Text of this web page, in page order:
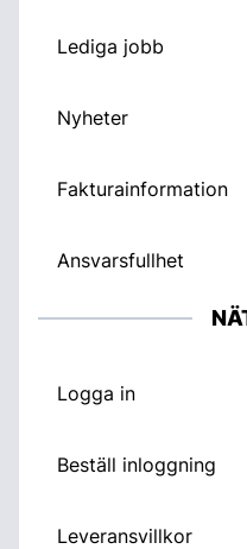
Lediga jobb
Nyheter
Fakturainformation
Ansvarsfullhet
Logga in
Beställ inloggning
Leveransvillkor